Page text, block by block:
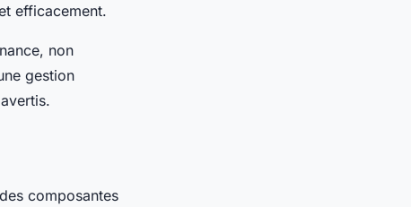
efficacement.
non
gestion
composantes